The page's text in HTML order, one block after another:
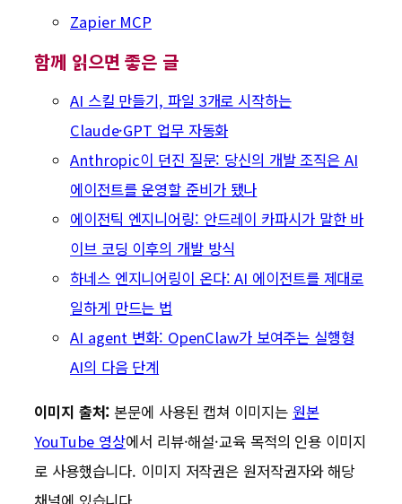
Zapier MCP
함께 읽으면 좋은 글
AI 스킬 만들기, 파일 3개로 시작하는
Claude·GPT 업무 자동화
Anthropic이 던진 질문: 당신의 개발 조직은 AI
에이전트를 운영할 준비가 됐나
에이전틱 엔지니어링: 안드레이 카파시가 말한 바
이브 코딩 이후의 개발 방식
하네스 엔지니어링이 온다: AI 에이전트를 제대로
일하게 만드는 법
AI agent 변화: OpenClaw가 보여주는 실행형
AI의 다음 단계
이미지 출처: 본문에 사용된 캡쳐 이미지는 원본
YouTube 영상에서 리뷰·해설·교육 목적의 인용 이미지
로 사용했습니다. 이미지 저작권은 원저작권자와 해당